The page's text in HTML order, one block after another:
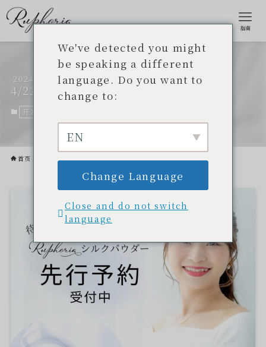
指南
陆福利亚蚕丝粉预购开始！
2024
4/22
开发项目
首页 开发项目
We've detected you might
be speaking a different
language. Do you want to
change to:
EN
Change Language
Close and do not switch
language